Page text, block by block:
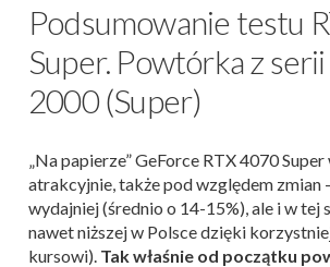
Podsumowanie testu
Super. Powtórka z serii
2000 (Super)
„Na papierze” GeForce RTX 4070
atrakcyjnie, także pod względem zmian
wydajniej (średnio o 14-15%), ale i w tej
nawet niższej w Polsce dzięki
kursowi). Tak właśnie od początku